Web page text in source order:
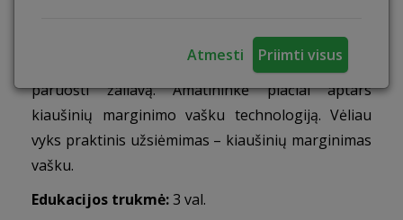
Atmesti Priimti visus
metu sužinosite kokiomis spalvomis kokie augalai
numargina lukštus, išmoksite kaip tinkamai
paruošti žaliavą. Amatininkė plačiai aptars
kiaušinių marginimo vašku technologiją. Vėliau
vyks praktinis užsiėmimas – kiaušinių marginimas
vašku.
Edukacijos trukmė:3 val.